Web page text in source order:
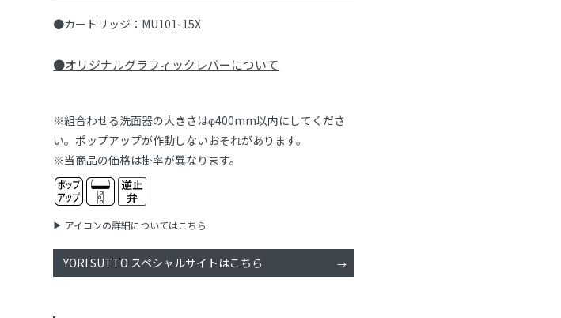
●カートリッジ：MU101-15X
●オリジナルグラフィックレバーについて
※組合わせる洗面器の大きさはφ400mm以内にしてくださ
い。ポップアップが作動しないおそれがあります。
※当商品の価格は掛率が異なります。
アイコンの詳細についてはこちら
YORI SUTTO スペシャルサイトはこちら